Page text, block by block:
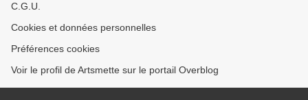
C.G.U.
Cookies et données personnelles
Préférences cookies
Voir le profil de Artsmette sur le portail Overblog